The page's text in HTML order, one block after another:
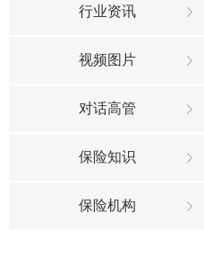
行业资讯
视频图片
对话高管
保险知识
保险机构